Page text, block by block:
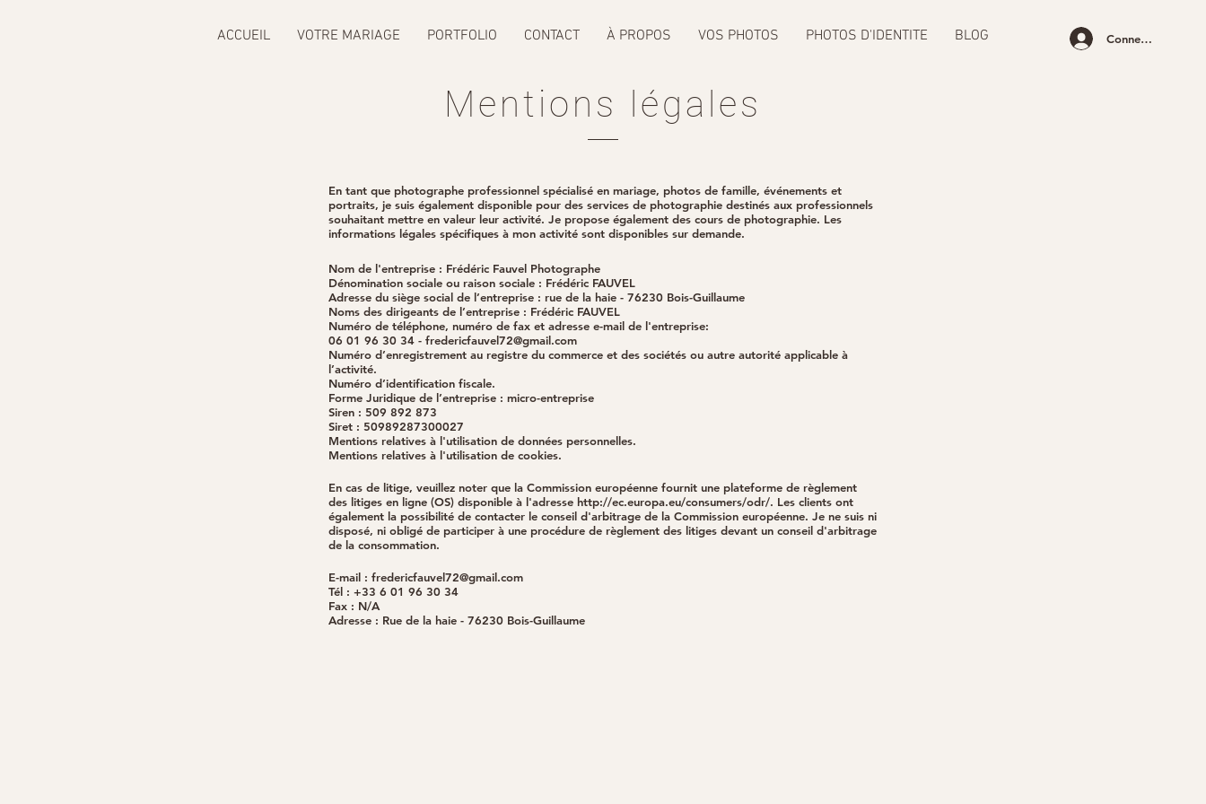
ACCUEIL VOTRE MARIAGE PORTFOLIO CONTACT À PROPOS VOS PHOTOS PHOTOS D'IDENTITE BLOG Connexion
Mentions légales
En tant que photographe professionnel spécialisé en mariage, photos de famille, événements et
portraits, je suis également disponible pour des services de photographie destinés aux professionnels
souhaitant mettre en valeur leur activité. Je propose également des cours de photographie. Les
informations légales spécifiques à mon activité sont disponibles sur demande.
Nom de l'entreprise : Frédéric Fauvel Photographe
Dénomination sociale ou raison sociale : Frédéric FAUVEL
Adresse du siège social de l’entreprise : rue de la haie - 76230 Bois-Guillaume
Noms des dirigeants de l’entreprise : Frédéric FAUVEL
Numéro de téléphone, numéro de fax et adresse e-mail de l'entreprise:
06 01 96 30 34 - fredericfauvel72@gmail.com
Numéro d’enregistrement au registre du commerce et des sociétés ou autre autorité applicable à
l’activité.
Numéro d’identification fiscale.
Forme Juridique de l’entreprise : micro-entreprise
Siren : 509 892 873
Siret : 50989287300027
Mentions relatives à l'utilisation de données personnelles.
Mentions relatives à l'utilisation de cookies.
En cas de litige, veuillez noter que la Commission européenne fournit une plateforme de règlement
des litiges en ligne (OS) disponible à l'adresse http://ec.europa.eu/consumers/odr/. Les clients ont
également la possibilité de contacter le conseil d'arbitrage de la Commission européenne. Je ne suis ni
disposé, ni obligé de participer à une procédure de règlement des litiges devant un conseil d'arbitrage
de la consommation.
E-mail : fredericfauvel72@gmail.com
Tél : +33 6 01 96 30 34
Fax : N/A
Adresse : Rue de la haie - 76230 Bois-Guillaume